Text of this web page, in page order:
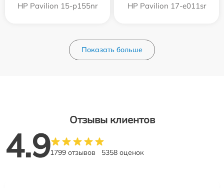
HP Pavilion 15-p155nr HP Pavilion 17-e011sr
Показать больше
Отзывы клиентов
4.91799 отзывов 5358 оценок